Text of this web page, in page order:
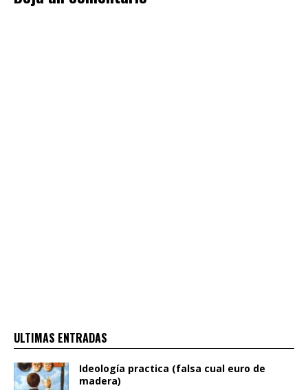
ULTIMAS ENTRADAS
Ideología practica (falsa cual euro de
madera)